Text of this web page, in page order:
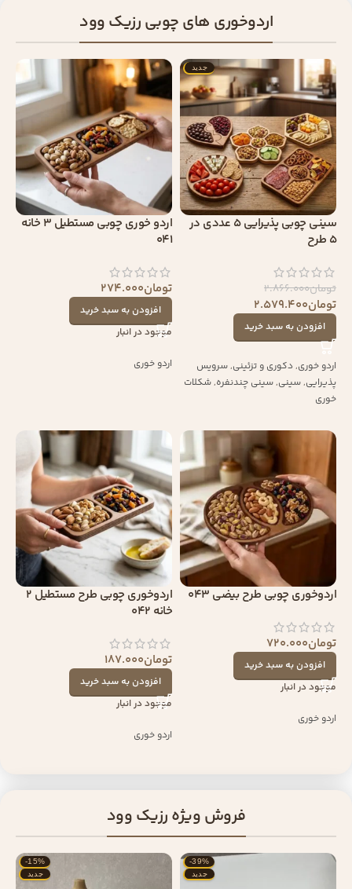
اردوخوری های چوبی رزیک وود
جدید
سینی چوبی پذیرایی 5 عددی در
5 طرح
تومان2.866.000
تومان2.579.400
افزودن به سبد خرید
اردو خوری,دکوری و تزئینی,سرویس
پذیرایی,سینی,سینی چندنفره,شکلات
خوری
اردو خوری چوبی مستطیل 3 خانه
041
تومان274.000
افزودن به سبد خرید
موجود در انبار
اردو خوری
اردوخوری چوبی طرح بیضی 043
تومان720.000
افزودن به سبد خرید
موجود در انبار
اردو خوری
اردوخوری چوبی طرح مستطیل 2
خانه 042
تومان187.000
افزودن به سبد خرید
موجود در انبار
اردو خوری
فروش ویژه رزیک وود
-39%
جدید
-15%
جدید